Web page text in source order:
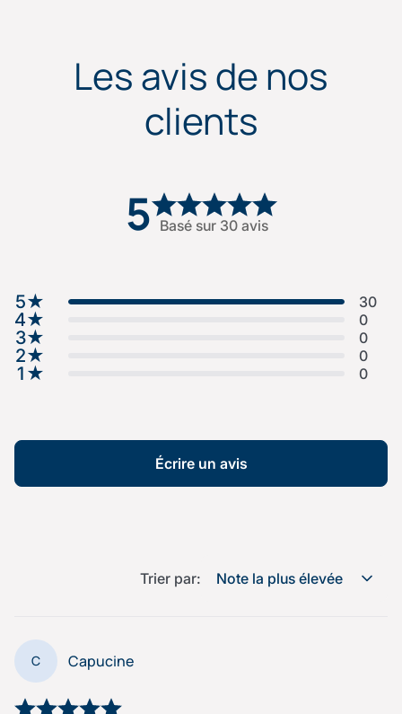
Les avis de nos
clients
5 Basé sur 30 avis
5★ 30
4★ 0
3★ 0
2★ 0
1 ★ 0
Écrire un avis
Trier par: Note la plus élevée
C Capucine